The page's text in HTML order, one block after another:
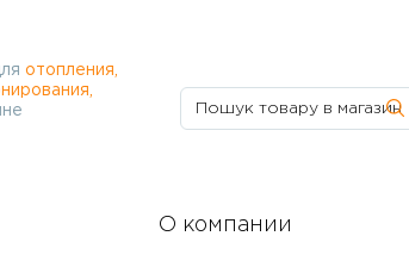
отопления,
О компании